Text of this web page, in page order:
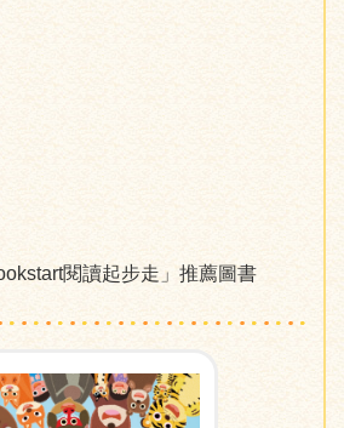
閱讀起步走」推薦圖書